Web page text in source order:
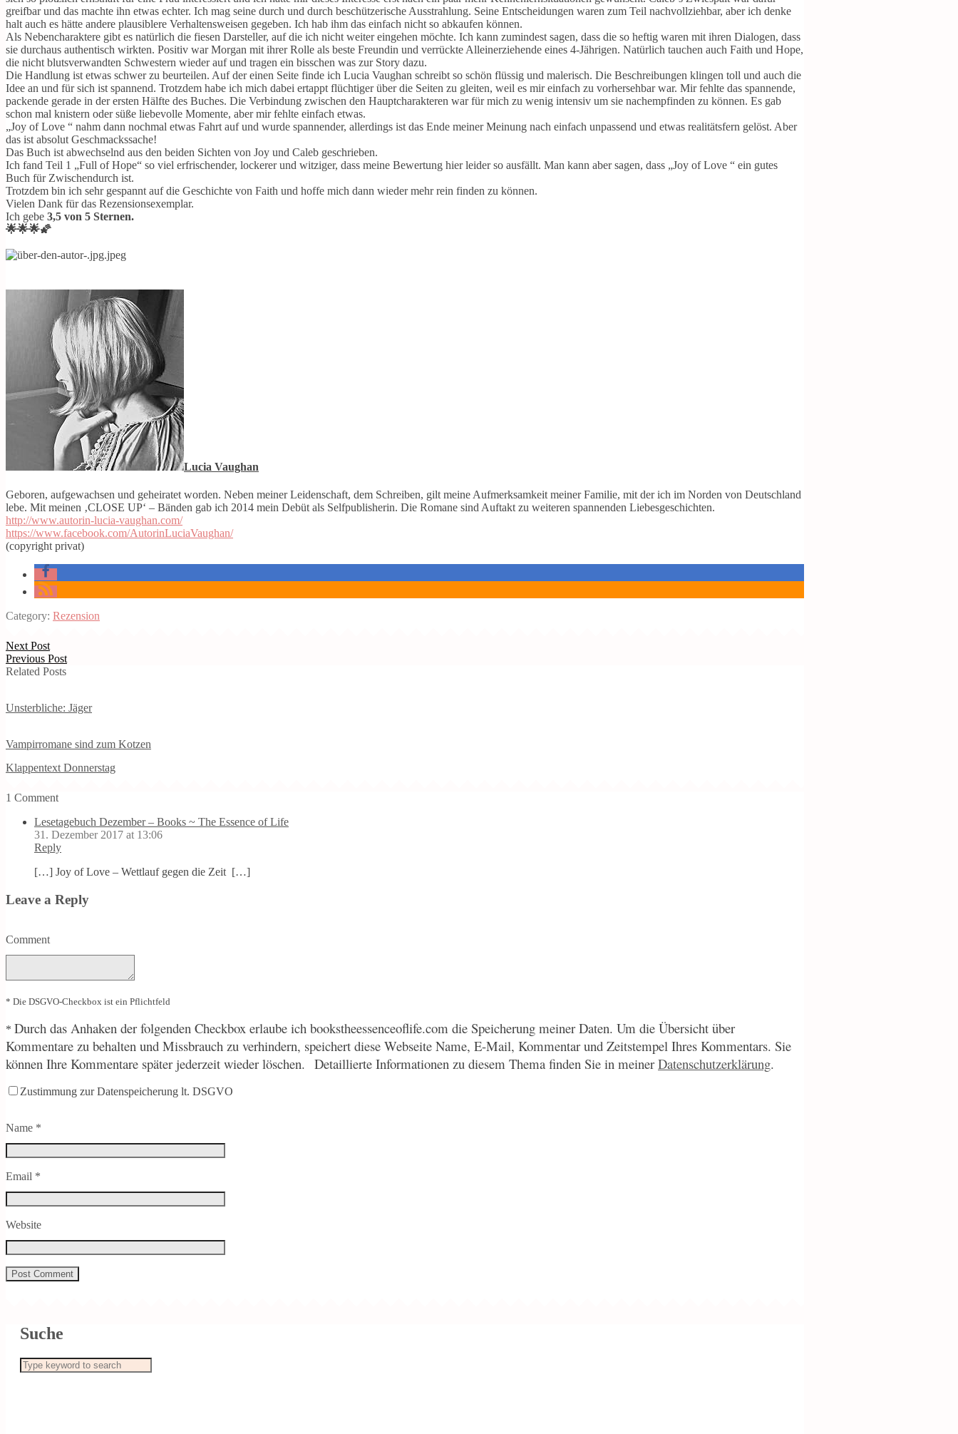
greifbar und das machte ihn etwas echter. Ich mag seine durch und durch beschützerische Ausstrahlung. Seine Entscheidungen waren zum Teil nachvollziehbar, aber ich denke
halt auch es hätte andere plausiblere Verhaltensweisen gegeben. Ich hab ihm das einfach nicht so abkaufen können.
Als Nebencharaktere gibt es natürlich die fiesen Darsteller, auf die ich nicht weiter eingehen möchte. Ich kann zumindest sagen, dass die so heftig waren mit ihren Dialogen, dass
sie durchaus authentisch wirkten. Positiv war Morgan mit ihrer Rolle als beste Freundin und verrückte Alleinerziehende eines 4-Jährigen. Natürlich tauchen auch Faith und Hope,
die nicht blutsverwandten Schwestern wieder auf und tragen ein bisschen was zur Story dazu.
Die Handlung ist etwas schwer zu beurteilen. Auf der einen Seite finde ich Lucia Vaughan schreibt so schön flüssig und malerisch. Die Beschreibungen klingen toll und auch die
Idee an und für sich ist spannend. Trotzdem habe ich mich dabei ertappt flüchtiger über die Seiten zu gleiten, weil es mir einfach zu vorhersehbar war. Mir fehlte das spannende,
packende gerade in der ersten Hälfte des Buches. Die Verbindung zwischen den Hauptcharakteren war für mich zu wenig intensiv um sie nachempfinden zu können. Es gab
schon mal knistern oder süße liebevolle Momente, aber mir fehlte einfach etwas.
„Joy of Love “ nahm dann nochmal etwas Fahrt auf und wurde spannender, allerdings ist das Ende meiner Meinung nach einfach unpassend und etwas realitätsfern gelöst. Aber
das ist absolut Geschmackssache!
Das Buch ist abwechselnd aus den beiden Sichten von Joy und Caleb geschrieben.
Ich fand Teil 1 „Full of Hope“ so viel erfrischender, lockerer und witziger, dass meine Bewertung hier leider so ausfällt. Man kann aber sagen, dass „Joy of Love “ ein gutes
Buch für Zwischendurch ist.
Trotzdem bin ich sehr gespannt auf die Geschichte von Faith und hoffe mich dann wieder mehr rein finden zu können.
Vielen Dank für das Rezensionsexemplar.
Ich gebe 3,5 von 5 Sternen.
🌟🌟🌟🌠
Lucia Vaughan
Geboren, aufgewachsen und geheiratet worden. Neben meiner Leidenschaft, dem Schreiben, gilt meine Aufmerksamkeit meiner Familie, mit der ich im Norden von Deutschland
lebe. Mit meinen ‚CLOSE UP‘ – Bänden gab ich 2014 mein Debüt als Selfpublisherin. Die Romane sind Auftakt zu weiteren spannenden Liebesgeschichten.
http://www.autorin-lucia-vaughan.com/
https://www.facebook.com/AutorinLuciaVaughan/
(copyright privat)
Category: Rezension
Next Post
Previous Post
Related Posts
Unsterbliche: Jäger
Vampirromane sind zum Kotzen
Klappentext Donnerstag
1 Comment
Lesetagebuch Dezember – Books ~ The Essence of Life
31. Dezember 2017 at 13:06
Reply
[…] Joy of Love – Wettlauf gegen die Zeit […]
Leave a Reply
Comment
* Die DSGVO-Checkbox ist ein Pflichtfeld
* Durch das Anhaken der folgenden Checkbox erlaube ich bookstheessenceoflife.com die Speicherung meiner Daten. Um die Übersicht über
Kommentare zu behalten und Missbrauch zu verhindern, speichert diese Webseite Name, E-Mail, Kommentar und Zeitstempel Ihres Kommentars. Sie
können Ihre Kommentare später jederzeit wieder löschen. Detaillierte Informationen zu diesem Thema finden Sie in meiner Datenschutzerklärung.
Zustimmung zur Datenspeicherung lt. DSGVO
Name *
Email *
Website
Suche